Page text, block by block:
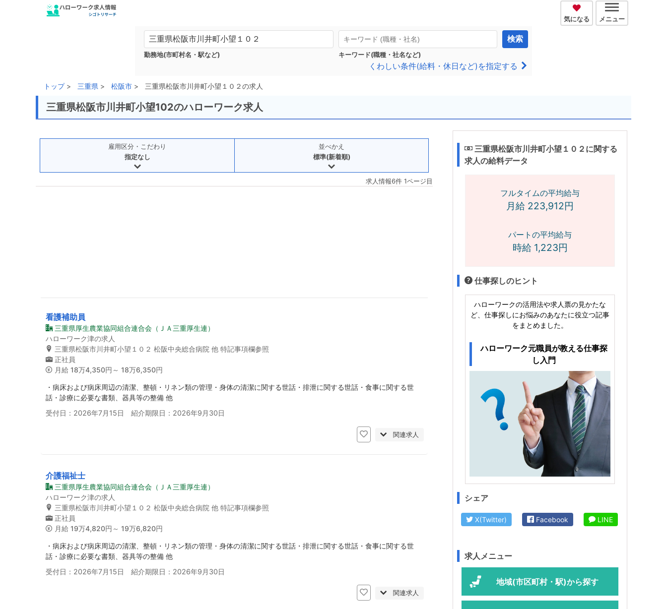
気になる メニュー
勤務地(市町村名・駅など) キーワード(職種・社名など)
検索
くわしい条件(給料・休日など)を指定する
トップ 三重県 松阪市 三重県松阪市川井町小望１０２の求人
三重県松阪市川井町小望102のハローワーク求人
雇用区分・こだわり
指定なし
並べかえ
標準(新着順)
求人情報6件 1ページ目
看護補助員
三重県厚生農業協同組合連合会（ＪＡ三重厚生連）
ハローワーク津の求人
三重県松阪市川井町小望１０２ 松阪中央総合病院 他 特記事項欄参照
正社員
月給 18万4,350円～ 18万6,350円
・病床および病床周辺の清潔、整頓・リネン類の管理・身体の清潔に関する世話・排泄に関する世話・食事に関する世
話・診療に必要な書類、器具等の整備 他
受付日：2026年7月15日 紹介期限日：2026年9月30日
関連求人
介護福祉士
三重県厚生農業協同組合連合会（ＪＡ三重厚生連）
ハローワーク津の求人
三重県松阪市川井町小望１０２ 松阪中央総合病院 他 特記事項欄参照
正社員
月給 19万4,820円～ 19万6,820円
・病床および病床周辺の清潔、整頓・リネン類の管理・身体の清潔に関する世話・排泄に関する世話・食事に関する世
話・診療に必要な書類、器具等の整備 他
受付日：2026年7月15日 紹介期限日：2026年9月30日
関連求人
三重県松阪市川井町小望１０２に関する
求人の給料データ
フルタイムの平均給与
月給 223,912円
パートの平均給与
時給 1,223円
仕事探しのヒント
ハローワークの活用法や求人票の見かたな
ど、仕事探しにお悩みのあなたに役立つ記事
をまとめました。
ハローワーク元職員が教える仕事探
し入門
シェア
X(Twitter) Facebook LINE
求人メニュー
地域(市区町村・駅)から探す